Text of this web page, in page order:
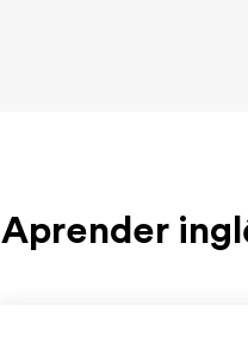
Aprender